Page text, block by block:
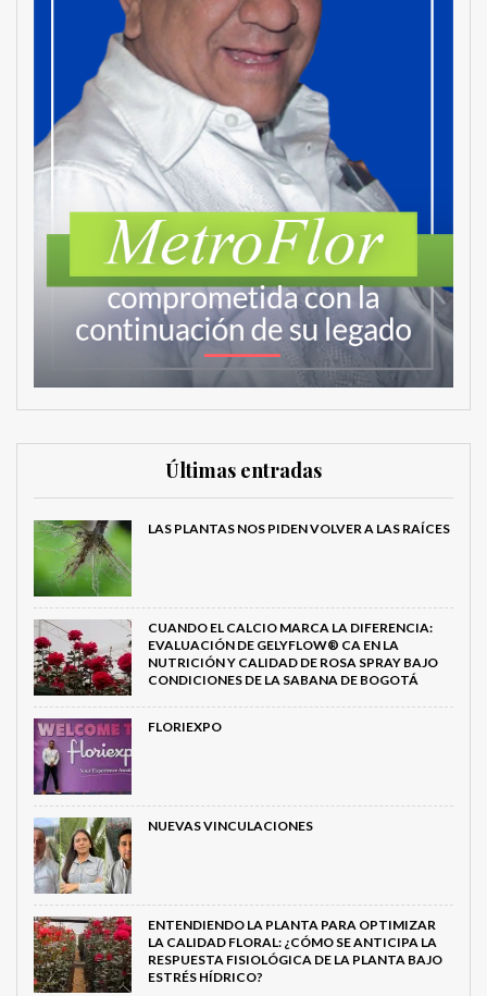
Últimas entradas
LAS PLANTAS NOS PIDEN VOLVER A LAS RAÍCES
CUANDO EL CALCIO MARCA LA DIFERENCIA:
EVALUACIÓN DE GELYFLOW® CA EN LA
NUTRICIÓN Y CALIDAD DE ROSA SPRAY BAJO
CONDICIONES DE LA SABANA DE BOGOTÁ
FLORIEXPO
NUEVAS VINCULACIONES
ENTENDIENDO LA PLANTA PARA OPTIMIZAR
LA CALIDAD FLORAL: ¿CÓMO SE ANTICIPA LA
RESPUESTA FISIOLÓGICA DE LA PLANTA BAJO
ESTRÉS HÍDRICO?